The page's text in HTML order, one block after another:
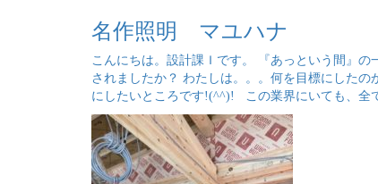
名作照明 マユハナ
こんにちは。設計課Ｉです。 『あっという間』
されましたか？ わたしは。。。何を目標にした
にしたいところです!(^^)! この業界にいても、全